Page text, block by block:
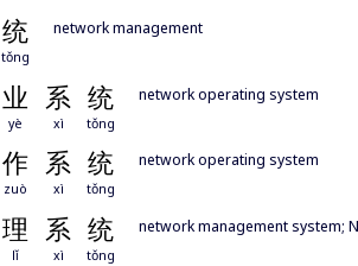
统
tǒng
network management
业 系 统
yè xì tǒng
network operating system
作 系 统
zuò xì tǒng
network operating system
理 系 统
lǐ xì tǒng
network management system;